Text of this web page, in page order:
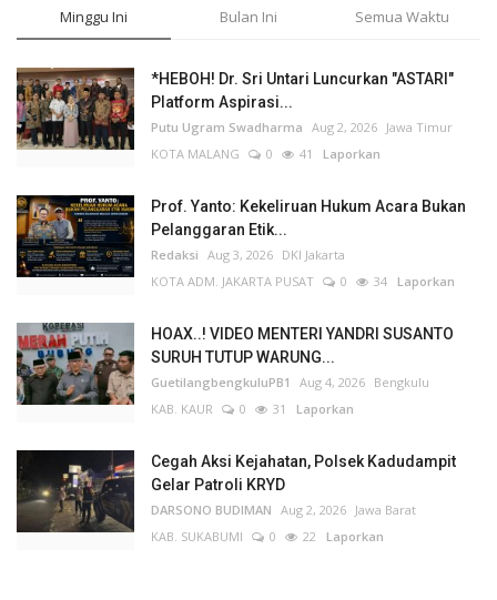
Minggu Ini Bulan Ini Semua Waktu
*HEBOH! Dr. Sri Untari Luncurkan "ASTARI"
Platform Aspirasi...
Putu Ugram Swadharma Aug 2, 2026 Jawa Timur
KOTA MALANG
0 41 Laporkan
Prof. Yanto: Kekeliruan Hukum Acara Bukan
Pelanggaran Etik...
Redaksi Aug 3, 2026 DKI Jakarta
KOTA ADM. JAKARTA PUSAT
0 34 Laporkan
HOAX..! VIDEO MENTERI YANDRI SUSANTO
SURUH TUTUP WARUNG...
GuetilangbengkuluPB1 Aug 4, 2026 Bengkulu
KAB. KAUR
0 31 Laporkan
Cegah Aksi Kejahatan, Polsek Kadudampit
Gelar Patroli KRYD
DARSONO BUDIMAN Aug 2, 2026 Jawa Barat
KAB. SUKABUMI
0 22 Laporkan